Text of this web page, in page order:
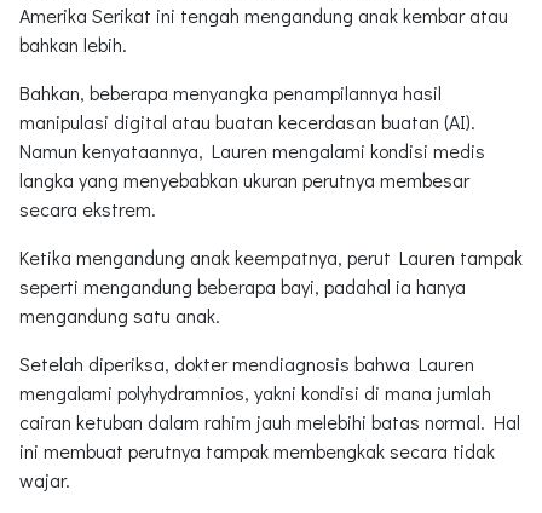
Amerika Serikat ini tengah mengandung anak kembar atau
bahkan lebih.
Bahkan, beberapa menyangka penampilannya hasil
manipulasi digital atau buatan kecerdasan buatan (AI).
Namun kenyataannya, Lauren mengalami kondisi medis
langka yang menyebabkan ukuran perutnya membesar
secara ekstrem.
Ketika mengandung anak keempatnya, perut Lauren tampak
seperti mengandung beberapa bayi, padahal ia hanya
mengandung satu anak.
Setelah diperiksa, dokter mendiagnosis bahwa Lauren
mengalami polyhydramnios, yakni kondisi di mana jumlah
cairan ketuban dalam rahim jauh melebihi batas normal. Hal
ini membuat perutnya tampak membengkak secara tidak
wajar.